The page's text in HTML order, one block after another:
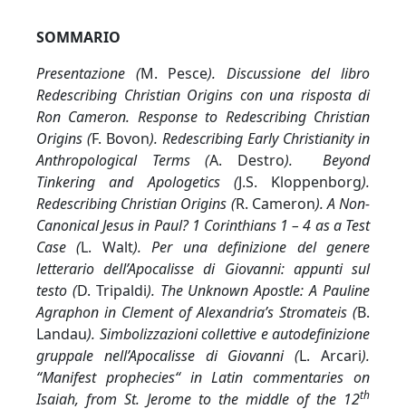
SOMMARIO
Presentazione (M. Pesce). Discussione del libro
Redescribing Christian Origins con una risposta di
Ron Cameron. Response to Redescribing Christian
Origins (F. Bovon). Redescribing Early Christianity in
Anthropological Terms (A. Destro). Beyond
Tinkering and Apologetics (J.S. Kloppenborg).
Redescribing Christian Origins (R. Cameron). A Non-
Canonical Jesus in Paul? 1 Corinthians 1 – 4 as a Test
Case (L. Walt). Per una definizione del genere
letterario dell’Apocalisse di Giovanni: appunti sul
testo (D. Tripaldi). The Unknown Apostle: A Pauline
Agraphon in Clement of Alexandria’s Stromateis (B.
Landau). Simbolizzazioni collettive e autodefinizione
gruppale nell’Apocalisse di Giovanni (L. Arcari).
“Manifest prophecies“ in Latin commentaries on
Isaiah, from St. Jerome to the middle of the 12th